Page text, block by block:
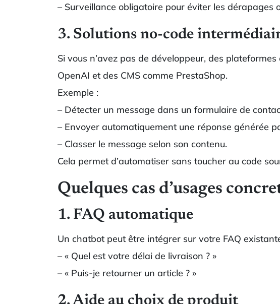
– Surveillance obligatoire pour éviter les dérapages
3. Solutions no-code
Si vous n’avez pas de développeur, des
OpenAI et des CMS comme PrestaShop.
Exemple :
– Détecter un message dans un formulaire de
– Envoyer automatiquement une réponse générée
– Classer le message selon son contenu.
Cela permet d’automatiser sans toucher au code
Quelques cas d’usages
1. FAQ automatique
Un chatbot peut être intégrer sur votre FAQ
– « Quel est votre délai de livraison ? »
– « Puis-je retourner un article ? »
2. Aide au choix de produit